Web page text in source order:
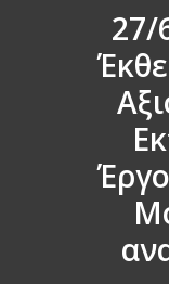
27/
ΔΡΑΣΕΙΣ